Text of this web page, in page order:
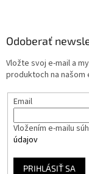
Odoberať
Vložte svoj e-mail a
produktoch na našom
Email
Vložením e-mailu
údajov
PRIHLÁSIŤ SA